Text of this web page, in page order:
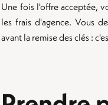
Une fois l'offre acceptée,
les frais d'agence. Vous
avant la remise des clés :